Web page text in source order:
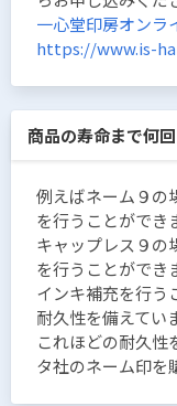
一心堂印房オンラ
https://www.is-
商品の寿命まで何
例えばネーム９の
を行うことができ
キャップレス９の
を行うことができ
インキ補充を行う
耐久性を備えてい
これほどの耐久性
タ社のネーム印を